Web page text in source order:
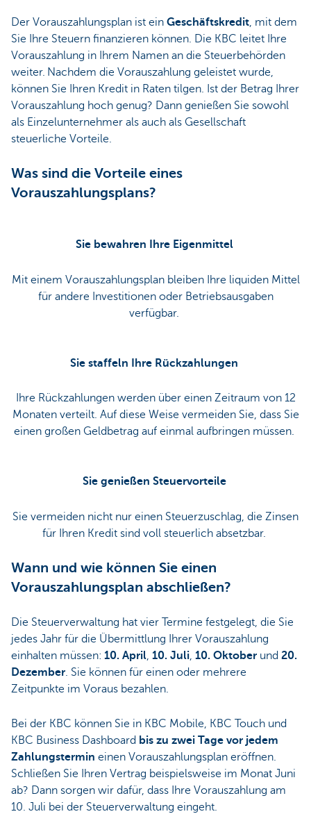
Der Vorauszahlungsplan ist ein Geschäftskredit, mit dem
Sie Ihre Steuern finanzieren können. Die KBC leitet Ihre
Vorauszahlung in Ihrem Namen an die Steuerbehörden
weiter. Nachdem die Vorauszahlung geleistet wurde,
können Sie Ihren Kredit in Raten tilgen. Ist der Betrag Ihrer
Vorauszahlung hoch genug? Dann genießen Sie sowohl
als Einzelunternehmer als auch als Gesellschaft
steuerliche Vorteile.
Was sind die Vorteile eines
Vorauszahlungsplans?
Sie bewahren Ihre Eigenmittel
Mit einem Vorauszahlungsplan bleiben Ihre liquiden Mittel
für andere Investitionen oder Betriebsausgaben
verfügbar.
Sie staffeln Ihre Rückzahlungen
Ihre Rückzahlungen werden über einen Zeitraum von 12
Monaten verteilt. Auf diese Weise vermeiden Sie, dass Sie
einen großen Geldbetrag auf einmal aufbringen müssen.
Sie genießen Steuervorteile
Sie vermeiden nicht nur einen Steuerzuschlag, die Zinsen
für Ihren Kredit sind voll steuerlich absetzbar.
Wann und wie können Sie einen
Vorauszahlungsplan abschließen?
Die Steuerverwaltung hat vier Termine festgelegt, die Sie
jedes Jahr für die Übermittlung Ihrer Vorauszahlung
einhalten müssen: 10. April 10. Juli 10. Oktober und 20.
Dezember . Sie können für einen oder mehrere
Zeitpunkte im Voraus bezahlen.
Bei der KBC können Sie in KBC Mobile, KBC Touch und
KBC Business Dashboard bis zu zwei Tage vor jedem
Zahlungstermin einen Vorauszahlungsplan eröffnen.
Schließen Sie Ihren Vertrag beispielsweise im Monat Juni
ab? Dann sorgen wir dafür, dass Ihre Vorauszahlung am
10. Juli bei der Steuerverwaltung eingeht.